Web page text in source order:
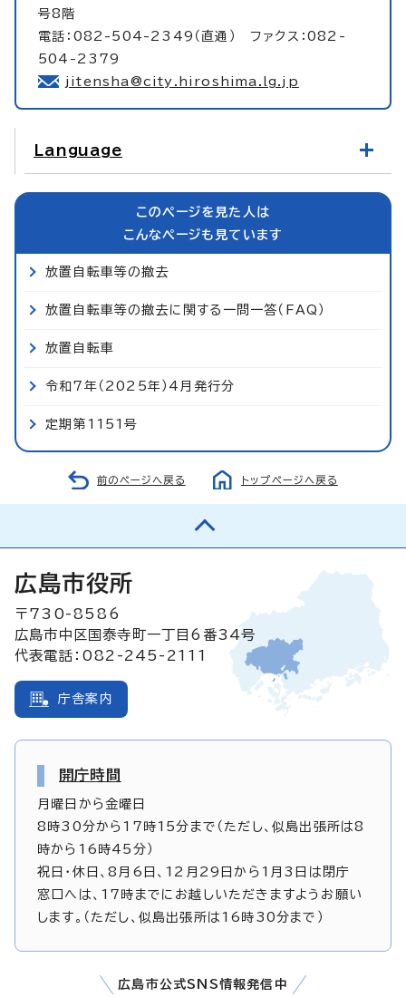
号8階
電話：082-504-2349（直通） ファクス：082-
504-2379
jitensha@city.hiroshima.lg.jp
Language
このページを見た人は
こんなページも見ています
放置自転車等の撤去
放置自転車等の撤去に関する一問一答（FAQ）
放置自転車
令和7年（2025年）4月発行分
定期第1151号
前のページへ戻る トップページへ戻る
広島市役所
〒730-8586
広島市中区国泰寺町一丁目6番34号
代表電話：082-245-2111
庁舎案内
開庁時間
月曜日から金曜日
8時30分から17時15分まで（ただし、似島出張所は8
時から16時45分）
祝日・休日、8月6日、12月29日から1月3日は閉庁
窓口へは、17時までにお越しいただきますようお願い
します。（ただし、似島出張所は16時30分まで）
広島市公式SNS情報発信中